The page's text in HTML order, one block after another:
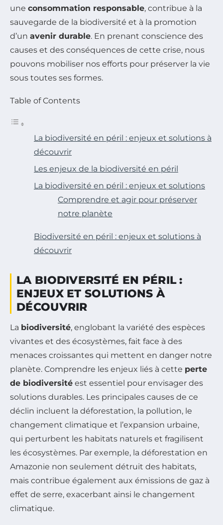
une consommation responsable, contribue à la
sauvegarde de la biodiversité et à la promotion
d’un avenir durable. En prenant conscience des
causes et des conséquences de cette crise, nous
pouvons mobiliser nos efforts pour préserver la vie
sous toutes ses formes.
Table of Contents
La biodiversité en péril : enjeux et solutions à
découvrir
Les enjeux de la biodiversité en péril
La biodiversité en péril : enjeux et solutions
Comprendre et agir pour préserver
notre planète
Biodiversité en péril : enjeux et solutions à
découvrir
LA BIODIVERSITÉ EN PÉRIL :
ENJEUX ET SOLUTIONS À
DÉCOUVRIR
La biodiversité, englobant la variété des espèces
vivantes et des écosystèmes, fait face à des
menaces croissantes qui mettent en danger notre
planète. Comprendre les enjeux liés à cette perte
de biodiversité est essentiel pour envisager des
solutions durables. Les principales causes de ce
déclin incluent la déforestation, la pollution, le
changement climatique et l’expansion urbaine,
qui perturbent les habitats naturels et fragilisent
les écosystèmes. Par exemple, la déforestation en
Amazonie non seulement détruit des habitats,
mais contribue également aux émissions de gaz à
effet de serre, exacerbant ainsi le changement
climatique.